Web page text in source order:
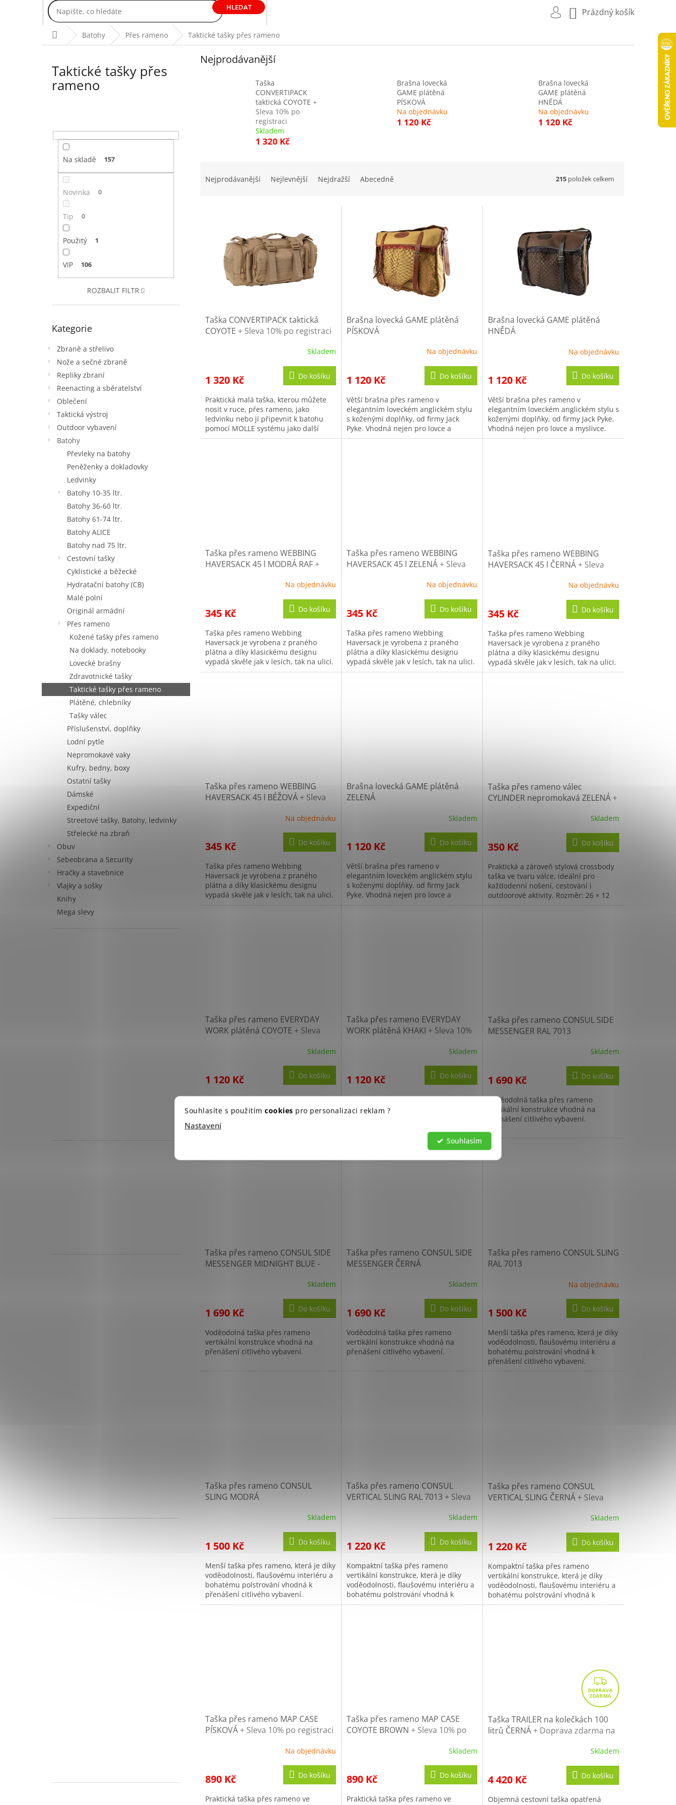
Souhlasíte s použitím cookies pro personalizaci reklam ?
Nastavení
Souhlasím
HLEDAT
NÁKUPNÍ
Prázdný košík
Domů Batohy Přes rameno Taktické tašky přes rameno
Taktické tašky přes
rameno
Na skladě 157
Novinka 0
Tip 0
Použitý 1
VIP 106
ROZBALIT FILTR
kategorie
Kategorie
Zbraně a střelivo
Nože a sečné zbraně
Repliky zbraní
Reenacting a sběratelství
Oblečení
Taktická výstroj
Outdoor vybavení
Batohy
Převleky na batohy
Peněženky a dokladovky
Ledvinky
Batohy 10-35 ltr.
Batohy 36-60 ltr.
Batohy 61-74 ltr.
Batohy ALICE
Batohy nad 75 ltr.
Cestovní tašky
Cyklistické a běžecké
Hydratační batohy (CB)
Malé polní
Originál armádní
Přes rameno
Kožené tašky přes rameno
Na doklady, notebooky
Lovecké brašny
Zdravotnické tašky
Taktické tašky přes rameno
Plátěné, chlebníky
Tašky válec
Příslušenství, doplňky
Lodní pytle
Nepromokavé vaky
Kufry, bedny, boxy
Ostatní tašky
Dámské
Expediční
Streetové tašky, Batohy, ledvinky
Střelecké na zbraň
Obuv
Sebeobrana a Security
Hračky a stavebnice
Vlajky a sošky
Knihy
Mega slevy
Nejprodávanější
Taška
CONVERTIPACK
taktická COYOTE +
Sleva 10% po
registraci
Skladem
1 320 Kč
Brašna lovecká
GAME plátěná
PÍSKOVÁ
Na objednávku
1 120 Kč
Brašna lovecká
GAME plátěná
HNĚDÁ
Na objednávku
1 120 Kč
Nejprodávanější Nejlevnější Nejdražší Abecedně 215 položek celkem
Taška CONVERTIPACK taktická
COYOTE + Sleva 10% po registraci
Skladem
1 320 Kč Do košíku
Praktická malá taška, kterou můžete
nosit v ruce, přes rameno, jako
ledvinku nebo jí připevnit k batohu
pomocí MOLLE systému jako další
samostatnou kapsu.
Brašna lovecká GAME plátěná
PÍSKOVÁ
Na objednávku
1 120 Kč Do košíku
Větší brašna přes rameno v
elegantním loveckém anglickém stylu
s koženými doplňky, od firmy Jack
Pyke. Vhodná nejen pro lovce a
myslivce.
Brašna lovecká GAME plátěná
HNĚDÁ
Na objednávku
1 120 Kč Do košíku
Větší brašna přes rameno v
elegantním loveckém anglickém stylu s
koženými doplňky, od firmy Jack Pyke.
Vhodná nejen pro lovce a myslivce.
Taška přes rameno WEBBING
HAVERSACK 45 l MODRÁ RAF+
Na objednávku
345 Kč Do košíku
Taška přes rameno Webbing
Haversack je vyrobena z praného
plátna a díky klasickému designu
vypadá skvěle jak v lesích, tak na ulici.
Taška přes rameno WEBBING
HAVERSACK 45 l ZELENÁ+ Sleva
Na objednávku
345 Kč Do košíku
Taška přes rameno Webbing
Haversack je vyrobena z praného
plátna a díky klasickému designu
vypadá skvěle jak v lesích, tak na ulici.
Taška přes rameno WEBBING
HAVERSACK 45 l ČERNÁ+ Sleva
Na objednávku
345 Kč Do košíku
Taška přes rameno Webbing
Haversack je vyrobena z praného
plátna a díky klasickému designu
vypadá skvěle jak v lesích, tak na ulici.
Taška přes rameno WEBBING
HAVERSACK 45 l BÉŽOVÁ + Sleva
Na objednávku
345 Kč Do košíku
Taška přes rameno Webbing
Haversack je vyrobena z praného
plátna a díky klasickému designu
vypadá skvěle jak v lesích, tak na ulici.
Brašna lovecká GAME plátěná
ZELENÁ
Skladem
1 120 Kč Do košíku
Větší brašna přes rameno v
elegantním loveckém anglickém stylu
s koženými doplňky, od firmy Jack
Pyke. Vhodná nejen pro lovce a
Taška přes rameno válec
CYLINDER nepromokavá ZELENÁ+
Skladem
350 Kč Do košíku
Praktická a zároveň stylová crossbody
taška ve tvaru válce, ideální pro
každodenní nošení, cestování i
outdoorové aktivity. Rozměr: 26 × 12
Taška přes rameno EVERYDAY
WORK plátěná COYOTE + Sleva
Skladem
1 120 Kč Do košíku
Taška přes rameno vyrobená ze 100%
bavlny, se 2 vnitřními kapsami, 1
část tašky překrývá, 2 boční kapsy.
Taška přes rameno EVERYDAY
WORK plátěná KHAKI + Sleva 10%
Skladem
1 120 Kč Do košíku
Taška přes rameno vyrobená ze 100%
bavlny, se 2 vnitřními kapsami, 1
Nastavitelný ramenní popruh, madlo...
Taška přes rameno CONSUL SIDE
MESSENGER RAL 7013
Skladem
1 690 Kč Do košíku
Voděodolná taška přes rameno
vertikální konstrukce vhodná na
přenášení citlivého vybavení.
Taška přes rameno CONSUL SIDE
MESSENGER MIDNIGHT BLUE -
Skladem
1 690 Kč Do košíku
Voděodolná taška přes rameno
vertikální konstrukce vhodná na
přenášení citlivého vybavení.
Taška přes rameno CONSUL SIDE
MESSENGER ČERNÁ
Skladem
1 690 Kč Do košíku
Voděodolná taška přes rameno
vertikální konstrukce vhodná na
přenášení citlivého vybavení.
Taška přes rameno CONSUL SLING
RAL 7013
Na objednávku
1 500 Kč Do košíku
Menší taška přes rameno, která je díky
voděodolnosti, flaušovému interiéru a
bohatému polstrování vhodná k
přenášení citlivého vybavení.
Taška přes rameno CONSUL
SLING MODRÁ
Skladem
1 500 Kč Do košíku
Menší taška přes rameno, která je díky
voděodolnosti, flaušovému interiéru a
bohatému polstrování vhodná k
přenášení citlivého vybavení.
Taška přes rameno CONSUL
VERTICAL SLING RAL 7013 + Sleva
Skladem
1 220 Kč Do košíku
Kompaktní taška přes rameno
vertikální konstrukce, která je díky
voděodolnosti, flaušovému interiéru a
bohatému polstrování vhodná k
přenášení citlivého vybavení.
Taška přes rameno CONSUL
VERTICAL SLING ČERNÁ + Sleva
Skladem
1 220 Kč Do košíku
Kompaktní taška přes rameno
vertikální konstrukce, která je díky
voděodolnosti, flaušovému interiéru a
bohatému polstrování vhodná k
přenášení citlivého vybavení.
Taška přes rameno MAP CASE
PÍSKOVÁ+ Sleva 10% po registraci
Na objednávku
890 Kč Do košíku
Praktická taška přes rameno ve
Taška přes rameno MAP CASE
COYOTE BROWN + Sleva 10% po
Skladem
890 Kč Do košíku
Praktická taška přes rameno ve
Z
D
A
R
M
Taška TRAILER na kolečkách 100
litrů ČERNÁ+ Doprava zdarma na
Skladem
4 420 Kč Do košíku
Objemná cestovní taška opatřená